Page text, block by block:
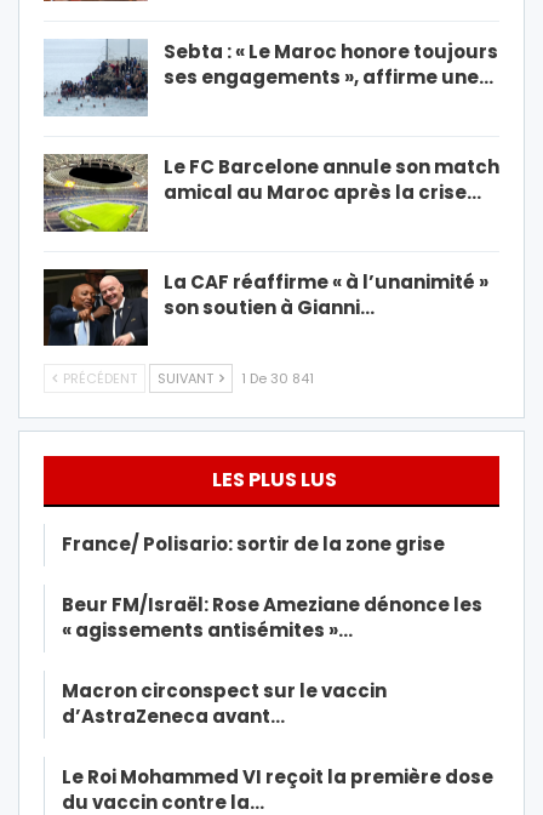
Sebta : « Le Maroc honore toujours
ses engagements », affirme une…
Le FC Barcelone annule son match
amical au Maroc après la crise…
La CAF réaffirme « à l’unanimité »
son soutien à Gianni…
PRÉCÉDENT SUIVANT 1 De 30 841
LES PLUS LUS
France/ Polisario: sortir de la zone grise
Beur FM/Israël: Rose Ameziane dénonce les
« agissements antisémites »…
Macron circonspect sur le vaccin
d’AstraZeneca avant…
Le Roi Mohammed VI reçoit la première dose
du vaccin contre la…